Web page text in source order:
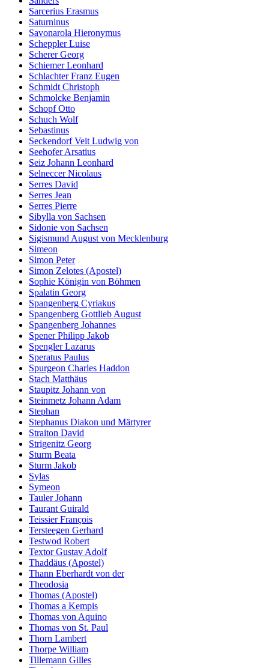
Sarcerius Erasmus
Saturninus
Savonarola Hieronymus
Scheppler Luise
Scherer Georg
Schiemer Leonhard
Schlachter Franz Eugen
Schmidt Christoph
Schmolcke Benjamin
Schopf Otto
Schuch Wolf
Sebastinus
Seckendorf Veit Ludwig von
Seehofer Arsatius
Seiz Johann Leonhard
Selneccer Nicolaus
Serres David
Serres Jean
Serres Pierre
Sibylla von Sachsen
Sidonie von Sachsen
Sigismund August von Mecklenburg
Simeon
Simon Peter
Simon Zelotes (Apostel)
Sophie Königin von Böhmen
Spalatin Georg
Spangenberg Cyriakus
Spangenberg Gottlieb August
Spangenberg Johannes
Spener Philipp Jakob
Spengler Lazarus
Speratus Paulus
Spurgeon Charles Haddon
Stach Matthäus
Staupitz Johann von
Steinmetz Johann Adam
Stephan
Stephanus Diakon und Märtyrer
Straiton David
Strigenitz Georg
Sturm Beata
Sturm Jakob
Sylas
Symeon
Tauler Johann
Taurant Guirald
Teissier François
Tersteegen Gerhard
Testwod Robert
Textor Gustav Adolf
Thaddäus (Apostel)
Thann Eberhardt von der
Theodosia
Thomas (Apostel)
Thomas a Kempis
Thomas von Aquino
Thomas von St. Paul
Thorn Lambert
Thorpe William
Tillemann Gilles